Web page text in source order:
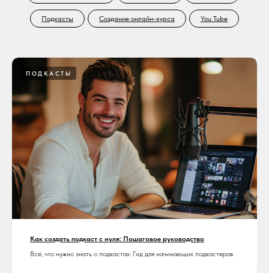
Подкасты Создание онлайн-курса You Tube
ПОДКАСТЫ
Как создать подкаст с нуля: Пошаговое руководство
Всё, что нужно знать о подкастах: Гид для начинающих подкастеров